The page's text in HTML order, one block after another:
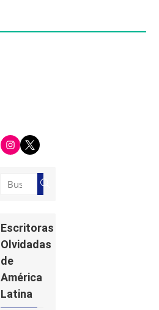
i
n
s
r
t
w
i
Buscar:
Buscar
Escritoras
Olvidadas
de
América
Latina